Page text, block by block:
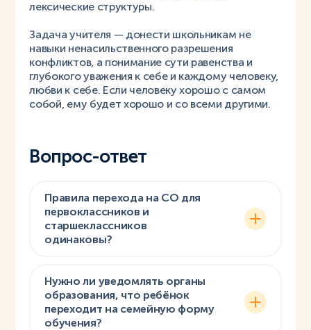
лексические структуры.
Задача учителя — донести школьникам не
навыки ненасильственного разрешения
конфликтов, а понимание сути равенства и
глубокого уважения к себе и каждому человеку,
любви к себе. Если человеку хорошо с самом
собой, ему будет хорошо и со всеми другими.
Вопрос-ответ
Правила перехода на СО для
первоклассников и
старшеклассников
одинаковы?
Нужно ли уведомлять органы
образования, что ребёнок
переходит на семейную форму
обучения?